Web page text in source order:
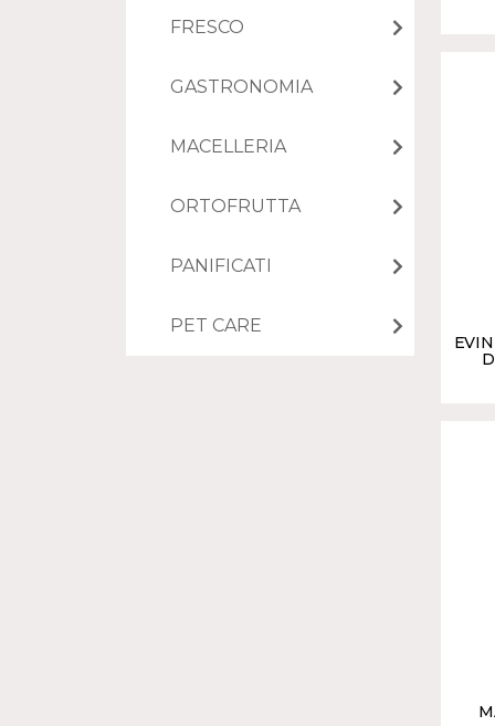
FRESCO
GASTRONOMIA
MACELLERIA
ORTOFRUTTA
PANIFICATI
PET CARE